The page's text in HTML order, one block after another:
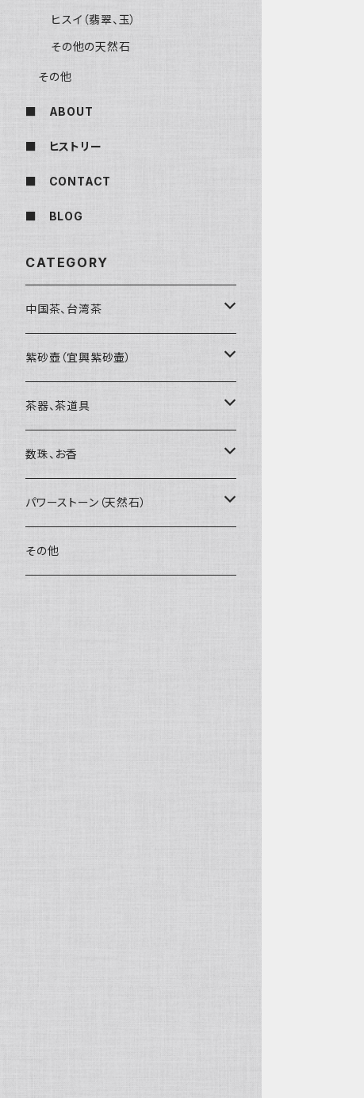
ヒスイ（翡翠、玉）
その他の天然石
その他
■ ABOUT
■ ヒストリー
■ CONTACT
■ BLOG
CATEGORY
中国茶、台湾茶
烏龍茶（ウーロン茶）
黒茶（緊圧茶、普洱茶）
紅茶、白茶、緑茶
茶外茶、工藝茶、その他
紫砂壺（宜興紫砂壷）
大師、名人、高工の作品
周菊英（高級工藝美術師）
高級工藝美術師の作品
王柯鈞（高級工藝美術師）
茶器、茶道具
茶杯、聞香杯
茶海、茶漏（茶漉し）
蓋碗、壷承、茶船
数珠、お香
お香、香炉
数珠、その他
パワーストーン（天然石）
アゲート（瑪瑙）
その他